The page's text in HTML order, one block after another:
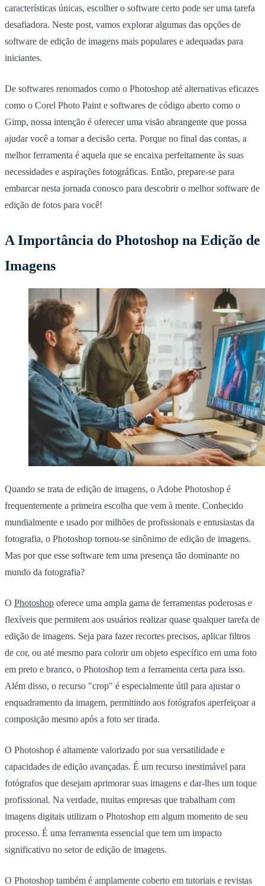
características únicas, escolher o software certo pode ser uma tarefa
desafiadora. Neste post, vamos explorar algumas das opções de
software de edição de imagens mais populares e adequadas para
iniciantes.
De softwares renomados como o Photoshop até alternativas eficazes
como o Corel Photo Paint e softwares de código aberto como o
Gimp, nossa intenção é oferecer uma visão abrangente que possa
ajudar você a tomar a decisão certa. Porque no final das contas, a
melhor ferramenta é aquela que se encaixa perfeitamente às suas
necessidades e aspirações fotográficas. Então, prepare-se para
embarcar nesta jornada conosco para descobrir o melhor software de
edição de fotos para você!
A Importância do Photoshop na Edição de
Imagens
Quando se trata de edição de imagens, o Adobe Photoshop é
frequentemente a primeira escolha que vem à mente. Conhecido
mundialmente e usado por milhões de profissionais e entusiastas da
fotografia, o Photoshop tornou-se sinônimo de edição de imagens.
Mas por que esse software tem uma presença tão dominante no
mundo da fotografia?
O Photoshop oferece uma ampla gama de ferramentas poderosas e
flexíveis que permitem aos usuários realizar quase qualquer tarefa de
edição de imagens. Seja para fazer recortes precisos, aplicar filtros
de cor, ou até mesmo para colorir um objeto específico em uma foto
em preto e branco, o Photoshop tem a ferramenta certa para isso.
Além disso, o recurso "crop" é especialmente útil para ajustar o
enquadramento da imagem, permitindo aos fotógrafos aperfeiçoar a
composição mesmo após a foto ser tirada.
O Photoshop é altamente valorizado por sua versatilidade e
capacidades de edição avançadas. É um recurso inestimável para
fotógrafos que desejam aprimorar suas imagens e dar-lhes um toque
profissional. Na verdade, muitas empresas que trabalham com
imagens digitais utilizam o Photoshop em algum momento de seu
processo. É uma ferramenta essencial que tem um impacto
significativo no setor de edição de imagens.
O Photoshop também é amplamente coberto em tutoriais e revistas